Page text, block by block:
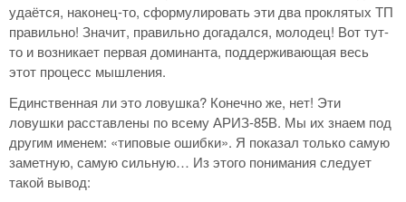
удаётся, наконец-то, сформулировать эти два проклятых ТП
правильно! Значит, правильно догадался, молодец! Вот тут-
то и возникает первая доминанта, поддерживающая весь
этот процесс мышления.
Единственная ли это ловушка? Конечно же, нет! Эти
ловушки расставлены по всему АРИЗ-85В. Мы их знаем под
другим именем: «типовые ошибки». Я показал только самую
заметную, самую сильную… Из этого понимания следует
такой вывод: